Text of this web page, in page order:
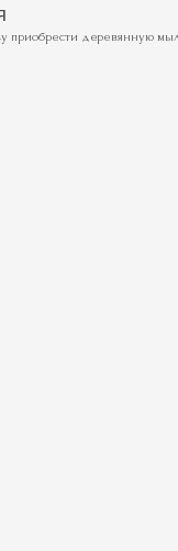
приобрести деревянную